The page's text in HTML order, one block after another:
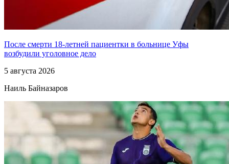
После смерти 18-летней пациентки в больнице Уфы
возбудили уголовное дело
5 августа 2026
Наиль Байназаров